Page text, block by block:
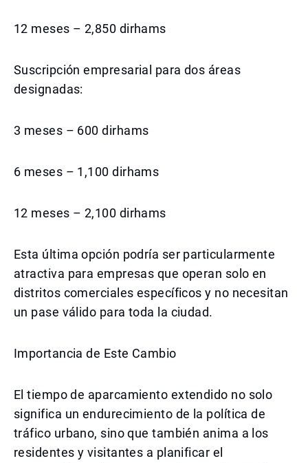
12 meses – 2,850 dirhams
Suscripción empresarial para dos áreas
designadas:
3 meses – 600 dirhams
6 meses – 1,100 dirhams
12 meses – 2,100 dirhams
Esta última opción podría ser particularmente
atractiva para empresas que operan solo en
distritos comerciales específicos y no necesitan
un pase válido para toda la ciudad.
Importancia de Este Cambio
El tiempo de aparcamiento extendido no solo
significa un endurecimiento de la política de
tráfico urbano, sino que también anima a los
residentes y visitantes a planificar el